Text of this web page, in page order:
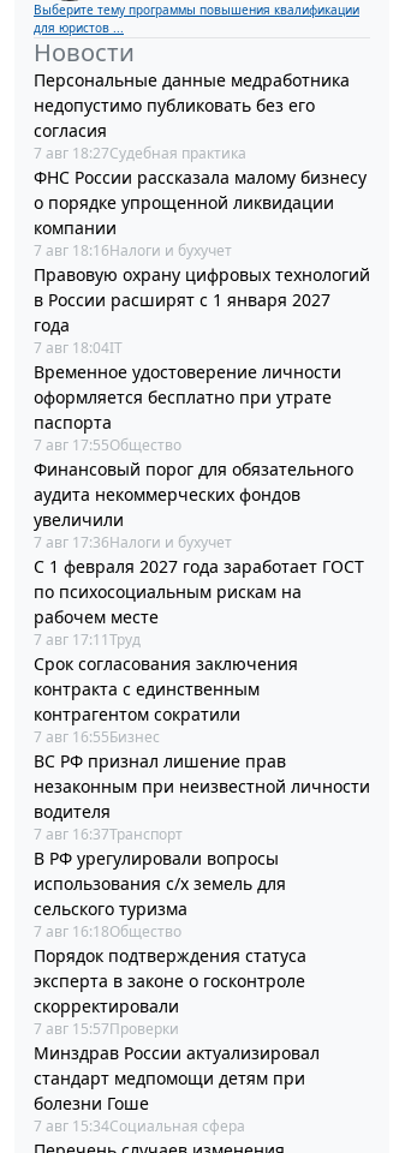
Выберите тему программы повышения квалификации
для юристов ...
Новости
Персональные данные медработника
недопустимо публиковать без его
согласия
7 авг 18:27Судебная практика
ФНС России рассказала малому бизнесу
о порядке упрощенной ликвидации
компании
7 авг 18:16Налоги и бухучет
Правовую охрану цифровых технологий
в России расширят с 1 января 2027
года
7 авг 18:04IT
Временное удостоверение личности
оформляется бесплатно при утрате
паспорта
7 авг 17:55Общество
Финансовый порог для обязательного
аудита некоммерческих фондов
увеличили
7 авг 17:36Налоги и бухучет
С 1 февраля 2027 года заработает ГОСТ
по психосоциальным рискам на
рабочем месте
7 авг 17:11Труд
Срок согласования заключения
контракта с единственным
контрагентом сократили
7 авг 16:55Бизнес
ВС РФ признал лишение прав
незаконным при неизвестной личности
водителя
7 авг 16:37Транспорт
В РФ урегулировали вопросы
использования с/х земель для
сельского туризма
7 авг 16:18Общество
Порядок подтверждения статуса
эксперта в законе о госконтроле
скорректировали
7 авг 15:57Проверки
Минздрав России актуализировал
стандарт медпомощи детям при
болезни Гоше
7 авг 15:34Социальная сфера